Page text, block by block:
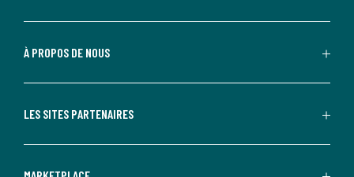
À PROPOS DE NOUS
LES SITES PARTENAIRES